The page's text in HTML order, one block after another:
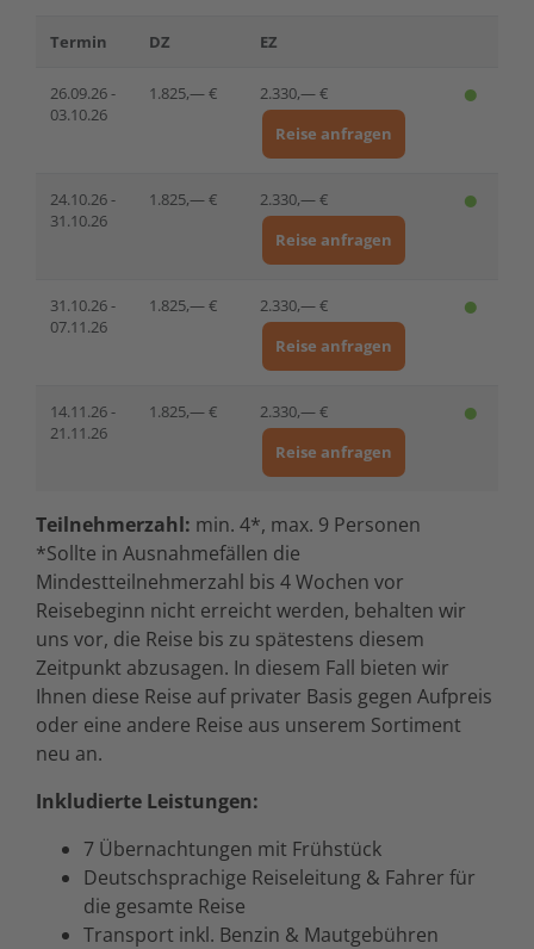
Termin DZ EZ
26.09.26 -
03.10.26
1.825,— €
2.330,— €
Reise anfragen
24.10.26 -
31.10.26
1.825,— €
2.330,— €
Reise anfragen
31.10.26 -
07.11.26
1.825,— €
2.330,— €
Reise anfragen
14.11.26 -
21.11.26
1.825,— €
2.330,— €
Reise anfragen
Teilnehmerzahl: min. 4*, max. 9 Personen
*Sollte in Ausnahmefällen die
Mindestteilnehmerzahl bis 4 Wochen vor
Reisebeginn nicht erreicht werden, behalten wir
uns vor, die Reise bis zu spätestens diesem
Zeitpunkt abzusagen. In diesem Fall bieten wir
Ihnen diese Reise auf privater Basis gegen Aufpreis
oder eine andere Reise aus unserem Sortiment
neu an.
Inkludierte Leistungen:
7 Übernachtungen mit Frühstück
Deutschsprachige Reiseleitung & Fahrer für
die gesamte Reise
Transport inkl. Benzin & Mautgebühren